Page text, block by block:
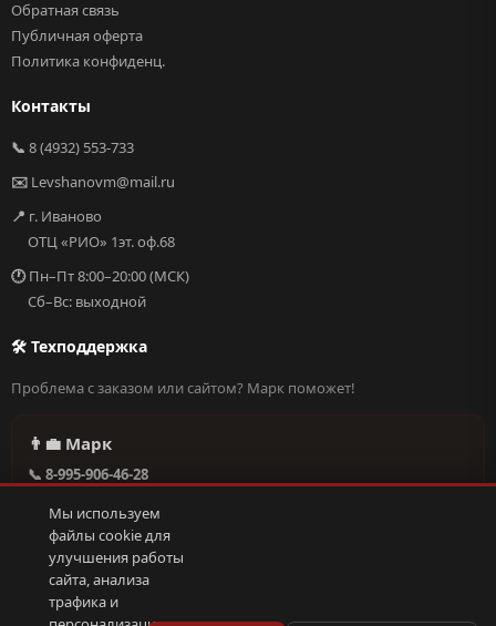
Обратная связь
Публичная оферта
Политика конфиденц.
Контакты
📞 8 (4932) 553-733
✉️ Levshanovm@mail.ru
📍 г. Иваново
ОТЦ «РИО» 1эт. оф.68
🕐Пн–Пт 8:00–20:00 (МСК)
Сб–Вс: выходной
🛠 Техподдержка
Проблема с заказом или сайтом? Марк поможет!
👨‍💼 Марк
📞 8-995-906-46-28
🕐 Круглосуточно, без выходных
Написать в поддержку →
Мы используем
файлы cookie для
улучшения работы
сайта, анализа
трафика и